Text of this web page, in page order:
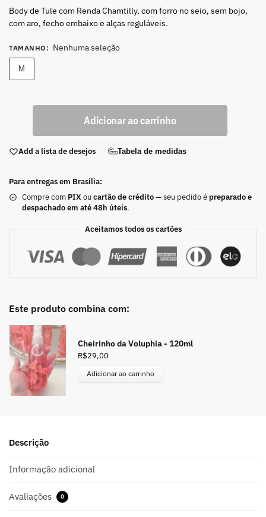
Body de Tule com Renda Chamtilly, com forro no seio, sem bojo,
com aro, fecho embaixo e alças reguláveis.
TAMANHO : Nenhuma seleção
M
Adicionar ao carrinho
Add a lista de desejos Tabela de medidas
Para entregas em Brasília:
Compre com PIX oucartão de crédito— seu pedido é preparado e
despachado em até 48h úteis.
Aceitamos todos os cartões
Este produto combina com:
Cheirinho da Voluphia - 120ml
R$29,00
Adicionar ao carrinho
Descrição
Informação adicional
Avaliações 0